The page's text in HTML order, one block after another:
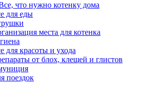
что нужно котенку дома
для еды
места для котенка
для красоты и ухода
от блох, клещей и глистов
поездок